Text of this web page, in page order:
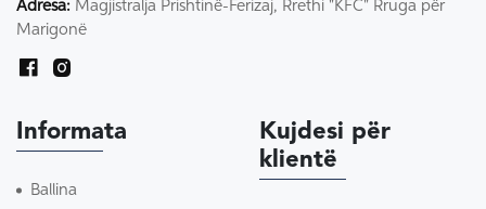
Adresa: Magjistralja Prishtinë-Ferizaj, Rrethi "KFC" Rruga për
Marigonë
Informata
Ballina
Kujdesi për
klientë